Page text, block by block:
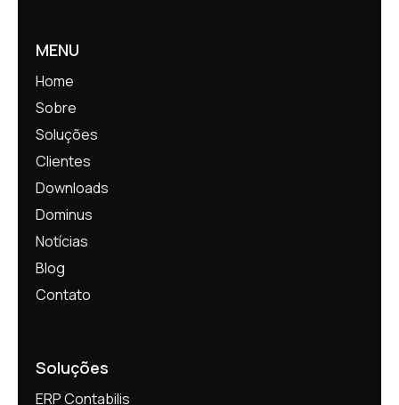
MENU
Home
Sobre
Soluções
Clientes
Downloads
Dominus
Notícias
Blog
Contato
Soluções
ERP Contabilis